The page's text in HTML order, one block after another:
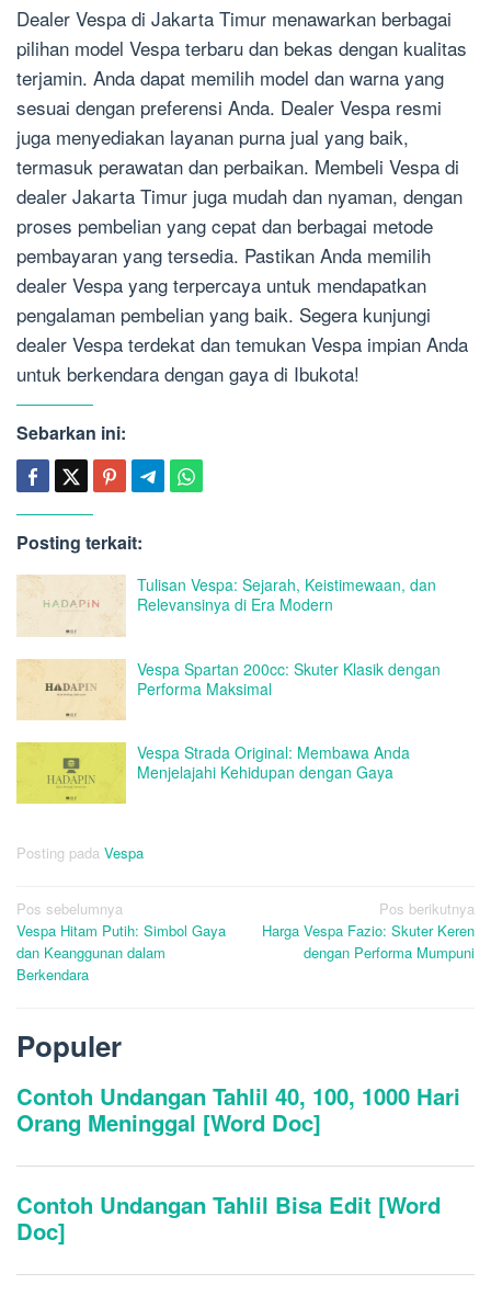
Dealer Vespa di Jakarta Timur menawarkan berbagai
pilihan model Vespa terbaru dan bekas dengan kualitas
terjamin. Anda dapat memilih model dan warna yang
sesuai dengan preferensi Anda. Dealer Vespa resmi
juga menyediakan layanan purna jual yang baik,
termasuk perawatan dan perbaikan. Membeli Vespa di
dealer Jakarta Timur juga mudah dan nyaman, dengan
proses pembelian yang cepat dan berbagai metode
pembayaran yang tersedia. Pastikan Anda memilih
dealer Vespa yang terpercaya untuk mendapatkan
pengalaman pembelian yang baik. Segera kunjungi
dealer Vespa terdekat dan temukan Vespa impian Anda
untuk berkendara dengan gaya di Ibukota!
Sebarkan ini:
Posting terkait:
Tulisan Vespa: Sejarah, Keistimewaan, dan
Relevansinya di Era Modern
Vespa Spartan 200cc: Skuter Klasik dengan
Performa Maksimal
Vespa Strada Original: Membawa Anda
Menjelajahi Kehidupan dengan Gaya
Posting pada Vespa
Navigasi
pos
Pos sebelumnya
Vespa Hitam Putih: Simbol Gaya
dan Keanggunan dalam
Berkendara
Pos berikutnya
Harga Vespa Fazio: Skuter Keren
dengan Performa Mumpuni
Populer